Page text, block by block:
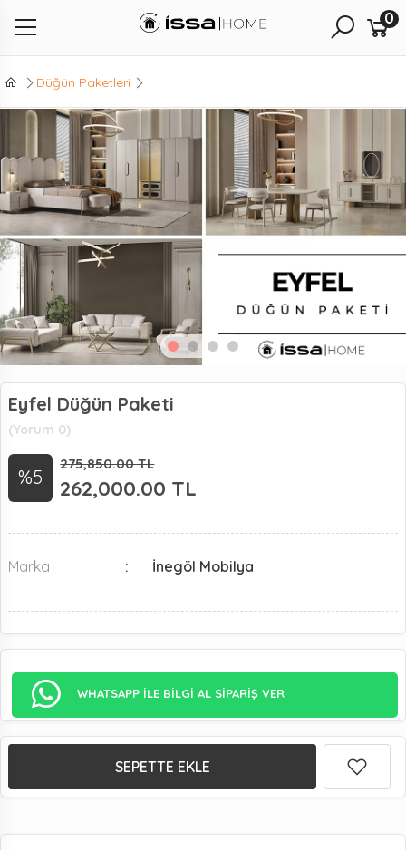
0
Düğün Paketleri
Eyfel Düğün Paketi
(Yorum 0)
%5
275,850.00 TL
262,000.00 TL
Marka İnegöl Mobilya
WHATSAPP İLE BİLGİ AL SİPARİŞ VER
SEPETTE EKLE